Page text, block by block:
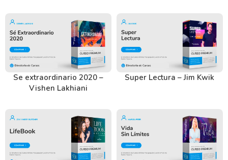
Se extraordinario 2020 –
Vishen Lakhiani
Super Lectura – Jim Kwik